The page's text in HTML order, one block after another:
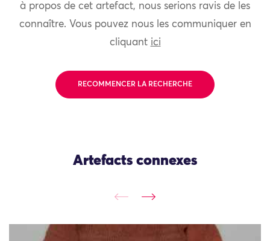
à propos de cet artefact, nous serions ravis de les
connaître. Vous pouvez nous les communiquer en
cliquant ici
RECOMMENCER LA RECHERCHE
Artefacts connexes